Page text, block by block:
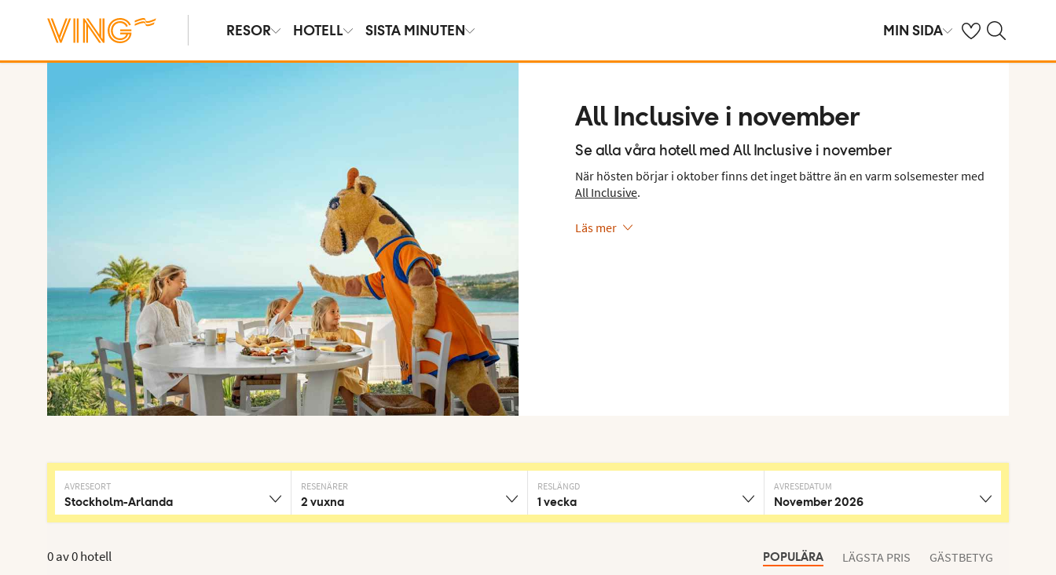
RESOR HOTELL SISTA MINUTEN MIN SIDA Se dina sparade
Sök på ving.se
All Inclusive i november
Se alla våra hotell med All Inclusive i november
När hösten börjar i oktober finns det inget bättre än en varm solsemester med
All Inclusive.
Läs mer
AVRESEORT
Stockholm-Arlanda
RESENÄRER
2 vuxna
RESLÄNGD
1 vecka
AVRESEDATUM
November 2026
POPULÄRA LÄGSTA PRIS GÄSTBETYG
0 av0 hotell